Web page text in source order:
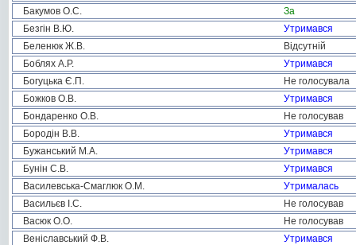
Бакумов О.С.
За
Безгін В.Ю.
Утримався
Беленюк Ж.В.
Відсутній
Боблях А.Р.
Утримався
Богуцька Є.П.
Не голосувала
Божков О.В.
Утримався
Бондаренко О.В.
Не голосував
Бородін В.В.
Утримався
Бужанський М.А.
Утримався
Бунін С.В.
Утримався
Василевська-Смаглюк О.М.
Утрималась
Васильєв І.С.
Не голосував
Васюк О.О.
Не голосував
Веніславський Ф.В.
Утримався